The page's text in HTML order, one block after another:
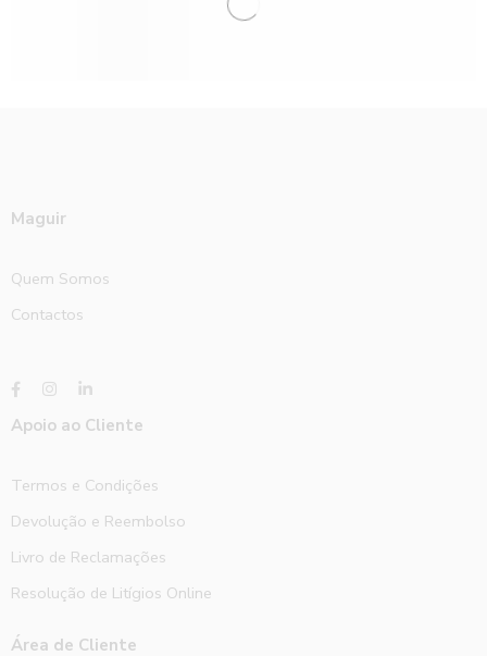
Maguir
Quem Somos
Contactos
Apoio ao Cliente
Termos e Condições
Devolução e Reembolso
Livro de Reclamações
Resolução de Litígios Online
Área de Cliente